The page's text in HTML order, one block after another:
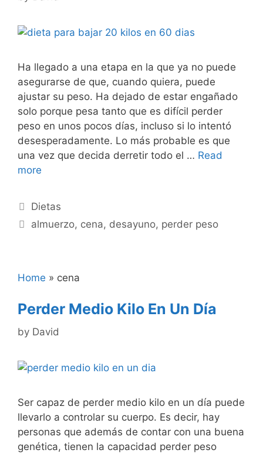
Ha llegado a una etapa en la que ya no puede
asegurarse de que, cuando quiera, puede
ajustar su peso. Ha dejado de estar engañado
solo porque pesa tanto que es difícil perder
peso en unos pocos días, incluso si lo intentó
desesperadamente. Lo más probable es que
una vez que decida derretir todo el … Read
more
Categories
Dietas
Tags
almuerzo, cena, desayuno, perder peso
Home » cena
Perder Medio Kilo En Un Día
by David
Ser capaz de perder medio kilo en un día puede
llevarlo a controlar su cuerpo. Es decir, hay
personas que además de contar con una buena
genética, tienen la capacidad perder peso